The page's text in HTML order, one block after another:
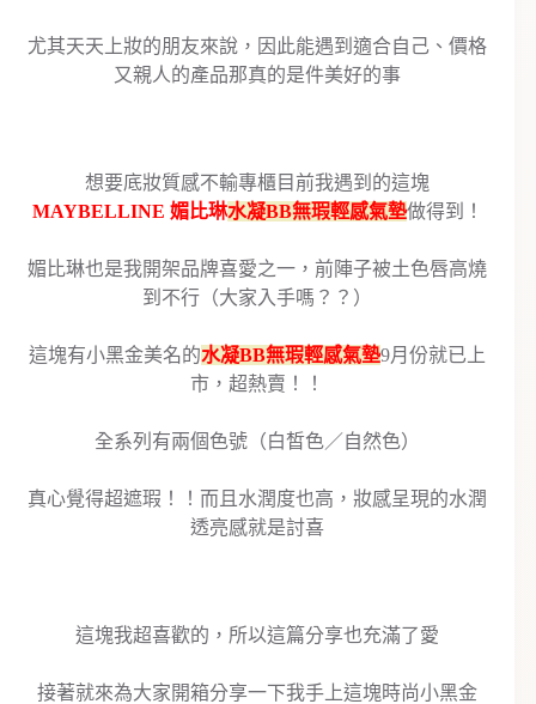
尤其天天上妝的朋友來說，因此能遇到適合自己、價格
又親人的產品那真的是件美好的事
想要底妝質感不輸專櫃目前我遇到的這塊
MAYBELLINE 媚比琳水凝BB無瑕輕感氣墊做得到！
媚比琳也是我開架品牌喜愛之一，前陣子被土色唇高燒
到不行（大家入手嗎？？）
這塊有小黑金美名的水凝BB無瑕輕感氣墊9月份就已上
市，超熱賣！！
全系列有兩個色號（白皙色／自然色）
真心覺得超遮瑕！！而且水潤度也高，妝感呈現的水潤
透亮感就是討喜
這塊我超喜歡的，所以這篇分享也充滿了愛
接著就來為大家開箱分享一下我手上這塊時尚小黑金